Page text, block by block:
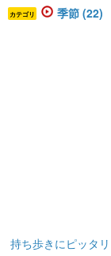
カテゴリ 季節 (22)
持ち歩きにピッタ